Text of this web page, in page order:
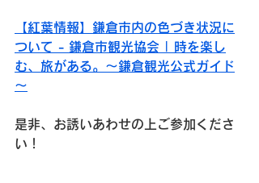
【紅葉情報】鎌倉市内の色づき状況に
ついて - 鎌倉市観光協会 | 時を楽し
む、旅がある。～鎌倉観光公式ガイド
～
是非、お誘いあわせの上ご参加くださ
い！